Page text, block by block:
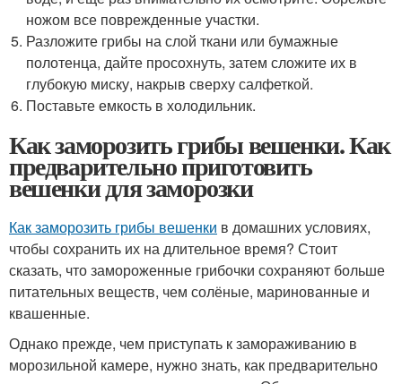
ножом все поврежденные участки.
Разложите грибы на слой ткани или бумажные
полотенца, дайте просохнуть, затем сложите их в
глубокую миску, накрыв сверху салфеткой.
Поставьте емкость в холодильник.
Как заморозить грибы вешенки. Как
предварительно приготовить
вешенки для заморозки
Как заморозить грибы вешенки в домашних условиях,
чтобы сохранить их на длительное время? Стоит
сказать, что замороженные грибочки сохраняют больше
питательных веществ, чем солёные, маринованные и
квашенные.
Однако прежде, чем приступать к замораживанию в
морозильной камере, нужно знать, как предварительно